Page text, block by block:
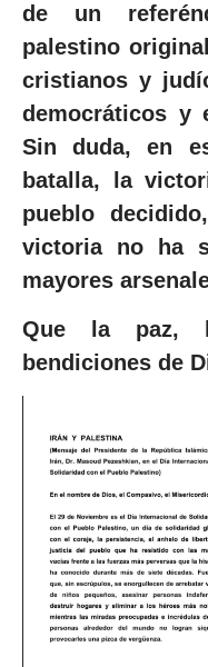
de un
palestino
cristianos y
democráticos y
Sin duda, en
batalla, la
pueblo
victoria no ha
mayores
Que la paz,
bendiciones de